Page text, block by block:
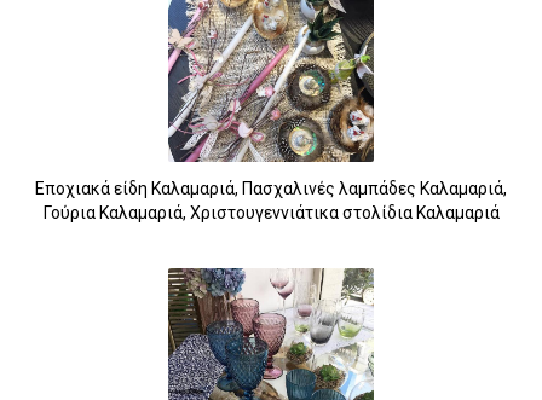
Εποχιακά είδη Καλαμαριά, Πασχαλινές λαμπάδες Καλαμαριά,
Γούρια Καλαμαριά, Χριστουγεννιάτικα στολίδια Καλαμαριά